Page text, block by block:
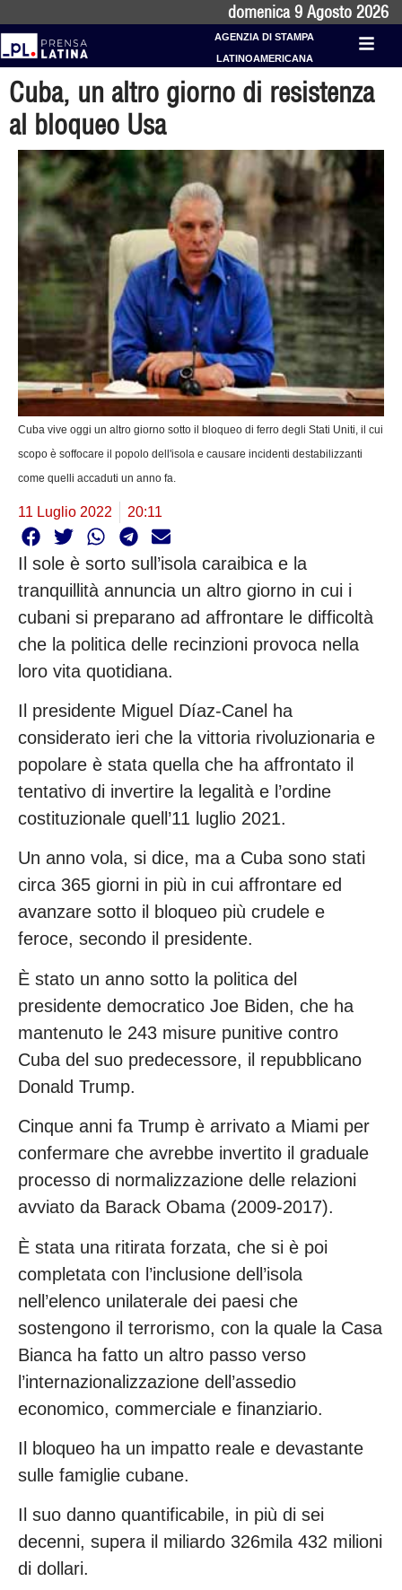
domenica 9 Agosto 2026
AGENZIA DI STAMPA
LATINOAMERICANA
Cuba, un altro giorno di resistenza
al bloqueo Usa
Cuba vive oggi un altro giorno sotto il bloqueo di ferro degli Stati Uniti, il cui
scopo è soffocare il popolo dell'isola e causare incidenti destabilizzanti
come quelli accaduti un anno fa.
11 Luglio 2022 20:11
Il sole è sorto sull’isola caraibica e la
tranquillità annuncia un altro giorno in cui i
cubani si preparano ad affrontare le difficoltà
che la politica delle recinzioni provoca nella
loro vita quotidiana.
Il presidente Miguel Díaz-Canel ha
considerato ieri che la vittoria rivoluzionaria e
popolare è stata quella che ha affrontato il
tentativo di invertire la legalità e l’ordine
costituzionale quell’11 luglio 2021.
Un anno vola, si dice, ma a Cuba sono stati
circa 365 giorni in più in cui affrontare ed
avanzare sotto il bloqueo più crudele e
feroce, secondo il presidente.
È stato un anno sotto la politica del
presidente democratico Joe Biden, che ha
mantenuto le 243 misure punitive contro
Cuba del suo predecessore, il repubblicano
Donald Trump.
Cinque anni fa Trump è arrivato a Miami per
confermare che avrebbe invertito il graduale
processo di normalizzazione delle relazioni
avviato da Barack Obama (2009-2017).
È stata una ritirata forzata, che si è poi
completata con l’inclusione dell’isola
nell’elenco unilaterale dei paesi che
sostengono il terrorismo, con la quale la Casa
Bianca ha fatto un altro passo verso
l’internazionalizzazione dell’assedio
economico, commerciale e finanziario.
Il bloqueo ha un impatto reale e devastante
sulle famiglie cubane.
Il suo danno quantificabile, in più di sei
decenni, supera il miliardo 326mila 432 milioni
di dollari.